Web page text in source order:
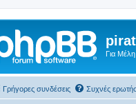
Για
Γρήγορες συνδέσεις Συχνές